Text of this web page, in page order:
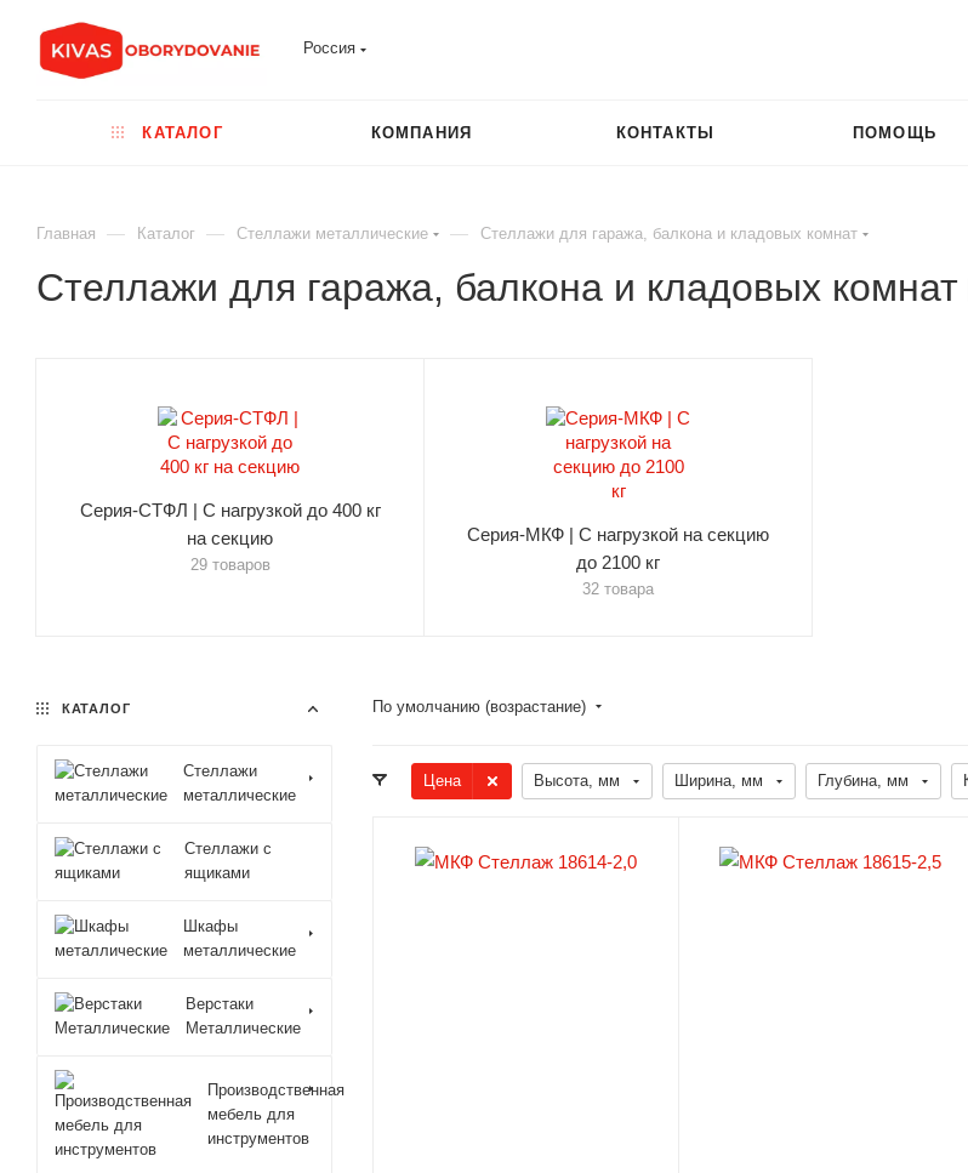
Россия
КАТАЛОГ КОМПАНИЯ КОНТАКТЫ ПОМОЩЬ
Главная — Каталог — Стеллажи металлические — Стеллажи для гаража, балкона и кладовых комнат
Стеллажи для гаража, балкона и кладовых комнат
Серия-СТФЛ | С нагрузкой до 400 кг
на секцию
29 товаров
Серия-МКФ | С нагрузкой на секцию
до 2100 кг
32 товара
По умолчанию (возрастание)
Цена Высота, мм Ширина, мм Глубина, мм
КАТАЛОГ
Стеллажи
металлические
Стеллажи с
ящиками
Шкафы
металлические
Верстаки
Металлические
Производственная
мебель для
инструментов